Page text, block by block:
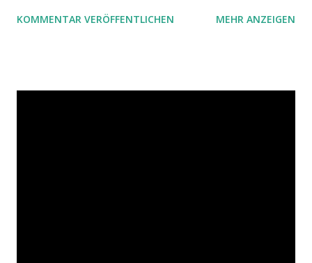
Hilfe von Outlook.
KOMMENTAR VERÖFFENTLICHEN MEHR ANZEIGEN